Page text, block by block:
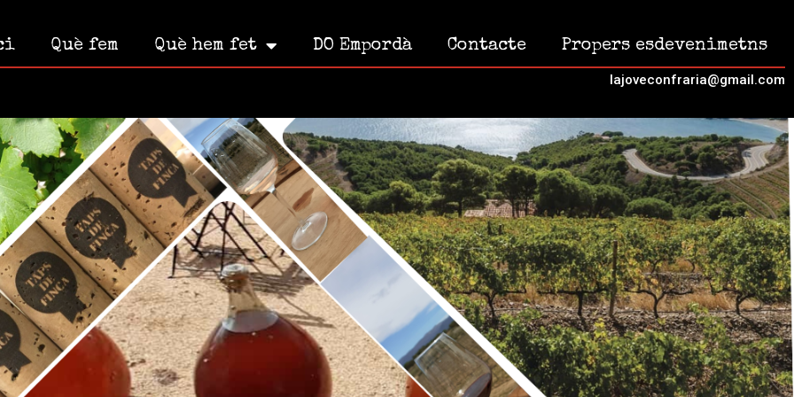
Què fem Què hem fet DO Empordà Contacte Propers esdevenimetns
lajoveconfraria@gmail.com